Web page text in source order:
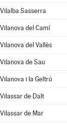
Vilalba Sasserra
Vilanova del Camí
Vilanova del Vallès
Vilanova de Sau
Vilanova i la Geltrú
Vilassar de Dalt
Vilassar de Mar